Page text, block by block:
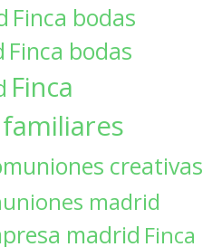
Finca bodas
Finca bodas
Finca
creativas
madrid
madrid Finca